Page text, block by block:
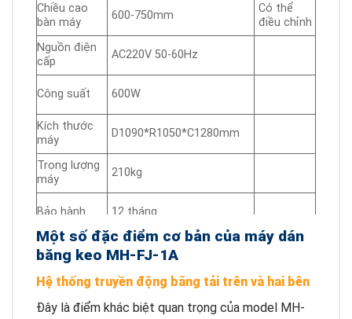
Chiều cao
bàn máy
600-750mm
Có thể
điều chỉnh
Nguồn điện
cấp
AC220V 50-60Hz
Công suất 600W
Kích thước
máy
D1090*R1050*C1280mm
Trọng lượng
máy
210kg
Bảo hành 12 tháng
Một số đặc điểm cơ bản của máy dán
băng keo MH-FJ-1A
Hệ thống truyền động băng tải trên và hai bên
Đây là điểm khác biệt quan trọng của model MH-